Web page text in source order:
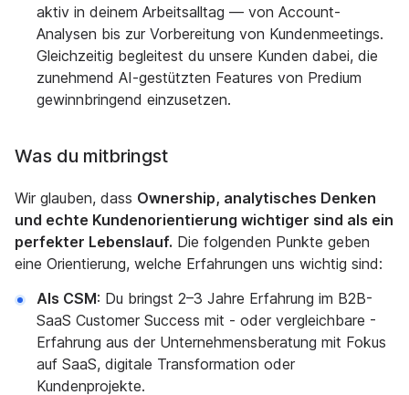
aktiv in deinem Arbeitsalltag — von Account-
Analysen bis zur Vorbereitung von Kundenmeetings.
Gleichzeitig begleitest du unsere Kunden dabei, die
zunehmend AI-gestützten Features von Predium
gewinnbringend einzusetzen.
Was du mitbringst
Wir glauben, dass Ownership, analytisches Denken
und echte Kundenorientierung wichtiger sind als ein
perfekter Lebenslauf. Die folgenden Punkte geben
eine Orientierung, welche Erfahrungen uns wichtig sind:
Als CSM: Du bringst 2–3 Jahre Erfahrung im B2B-
SaaS Customer Success mit - oder vergleichbare -
Erfahrung aus der Unternehmensberatung mit Fokus
auf SaaS, digitale Transformation oder
Kundenprojekte.